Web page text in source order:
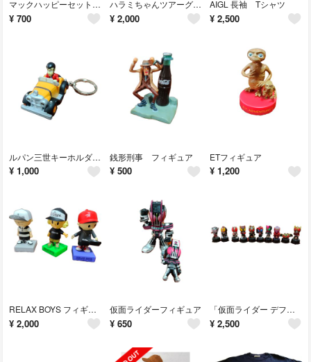
マックハッピーセット サンリオ
¥ 700
ハラミちゃんツアーグッズ
¥ 2,000
AIGL 長袖 Tシャツ
¥ 2,500
ルパン三世キーホルダー 2個セット
¥ 1,000
銭形刑事 フィギュア
¥ 500
ETフィギュア
¥ 1,200
RELAX BOYS フィギュア 3点セットまとめ売り
¥ 2,000
仮面ライダーフィギュア
¥ 650
「仮面ライダー デフォルメフィギュア まとめ売り 電王 クウガ カブト ディケイド W 響鬼 など」
¥ 2,500